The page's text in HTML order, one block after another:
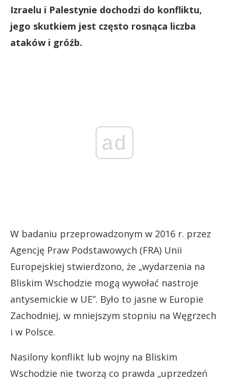
Izraelu i Palestynie dochodzi do konfliktu,
jego skutkiem jest często rosnąca liczba
ataków i gróźb.
ad
W badaniu przeprowadzonym w 2016 r. przez
Agencję Praw Podstawowych (FRA) Unii
Europejskiej stwierdzono, że „wydarzenia na
Bliskim Wschodzie mogą wywołać nastroje
antysemickie w UE”. Było to jasne w Europie
Zachodniej, w mniejszym stopniu na Węgrzech
i w Polsce.
Nasilony konflikt lub wojny na Bliskim
Wschodzie nie tworzą co prawda „uprzedzeń